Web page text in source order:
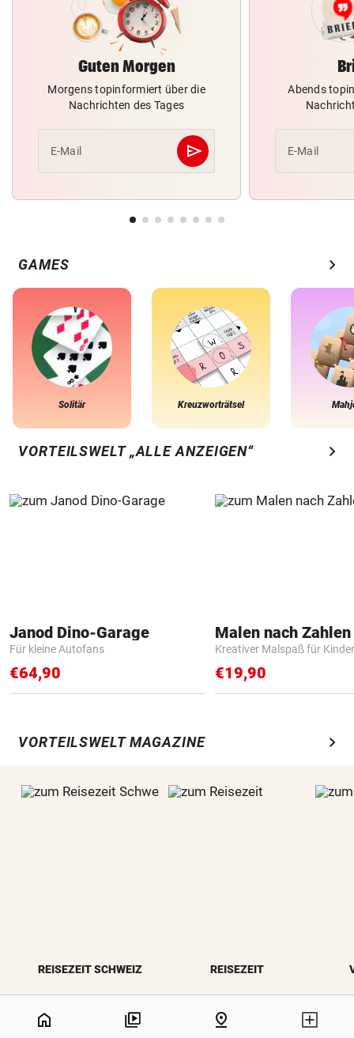
Guten Morgen
Morgens topinformiert über die
Nachrichten des Tages
E-Mail send
Abschicken
Abends
E-Mail
GAMES chevron_right
Solitär Kreuzworträtsel
VORTEILSWELT „ALLE ANZEIGEN“ chevron_right
Janod Dino-Garage
Für kleine Autofans
€64,90
Kreativer Malspaß für Kinder
€19,90
VORTEILSWELT MAGAZINE chevron_right
REISEZEIT SCHWEIZ REISEZEIT
home pin_drop
NaN%